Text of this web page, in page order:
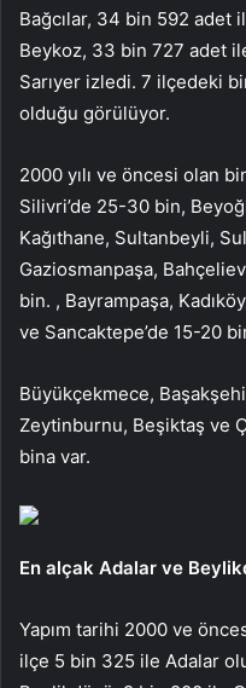
Bağcılar, 34 bin 592
Beykoz, 33 bin 727 adet
Sarıyer izledi. 7 ilçedeki
olduğu görülüyor.
2000 yılı ve öncesi olan
Silivri’de 25-30 bin,
Kağıthane, Sultanbeyli,
Gaziosmanpaşa,
bin. , Bayrampaşa,
ve Sancaktepe’de 15-20
Büyükçekmece,
Zeytinburnu, Beşiktaş ve
bina var.
En alçak Adalar ve
Yapım tarihi 2000 ve
ilçe 5 bin 325 ile Adalar